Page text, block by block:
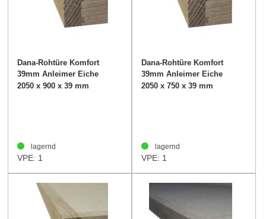
Dana-Rohtüre Komfort
39mm Anleimer Eiche
2050 x 900 x 39 mm
lagernd
VPE: 1
Dana-Rohtüre Komfort
39mm Anleimer Eiche
2050 x 750 x 39 mm
lagernd
VPE: 1